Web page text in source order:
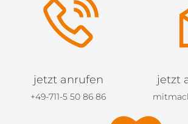
jetzt anrufen
+49-711-5 50 86 86
jetzt